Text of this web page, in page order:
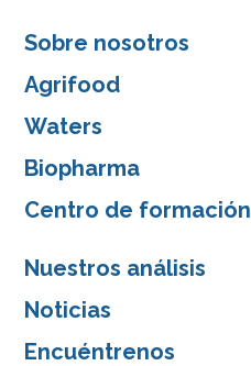
Sobre nosotros
Agrifood
Waters
Biopharma
Centro de formación
Nuestros análisis
Noticias
Encuéntrenos